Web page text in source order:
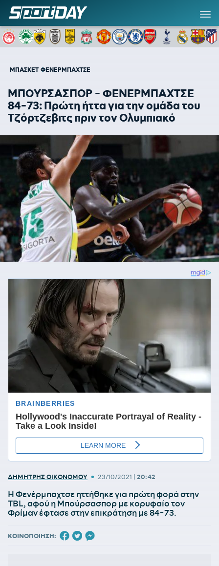
ΜΠΑΣΚΕΤ ΦΕΝΕΡΜΠΑΧΤΣΕ
ΜΠΟΥΡΣΑΣΠΟΡ - ΦΕΝΕΡΜΠΑΧΤΣΕ
84-73: Πρώτη ήττα για την ομάδα του
Τζόρτζεβιτς πριν τον Ολυμπιακό
ΔΗΜΗΤΡΗΣ ΟΙΚΟΝΟΜΟΥ • 23/10/2021 | 20:42
Η Φενέρμπαχτσε ηττήθηκε για πρώτη φορά στην
TBL, αφού η Μπούρσασπορ με κορυφαίο τον
Φρίμαν έφτασε στην επικράτηση με 84-73.
ΚΟΙΝΟΠΟΙΗΣΗ: